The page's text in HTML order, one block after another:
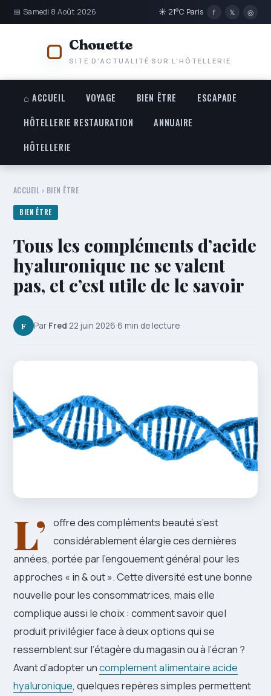
📅 Samedi 8 Août 2026 ☀ 21°C Paris f 𝕏 ◎
Chouette
SITE D'ACTUALITÉ SUR L'HÔTELLERIE
⌂ ACCUEIL VOYAGE BIEN ÊTRE
ESCAPADE
HÔTELLERIE RESTAURATION
ANNUAIRE
HÔTELLERIE
ACCUEIL › BIEN ÊTRE
BIEN ÊTRE
Tous les compléments d’acide
hyaluronique ne se valent
pas, et c’est utile de le savoir
F Par Fred·22 juin 2026·6 min de lecture
L’
offre des compléments beauté s’est
considérablement élargie ces dernières
années, portée par l’engouement général pour les
approches « in & out ». Cette diversité est une bonne
nouvelle pour les consommatrices, mais elle
complique aussi le choix : comment savoir quel
produit privilégier face à deux options qui se
ressemblent sur l’étagère du magasin ou à l’écran ?
Avant d’adopter uncomplement alimentaire acide
hyaluronique, quelques repères simples permettent